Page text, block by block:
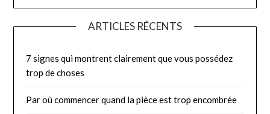
ARTICLES RÉCENTS
7 signes qui montrent clairement que vous possédez
trop de choses
Par où commencer quand la pièce est trop encombrée